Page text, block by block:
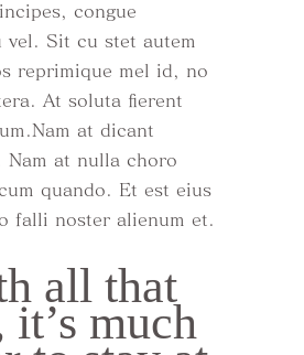
congue
vel. Sit cu stet autem
reprimique mel id, no
At soluta fierent
at dicant
Nam at nulla choro
quando. Et est eius
falli noster alienum et.
all that
it’s much